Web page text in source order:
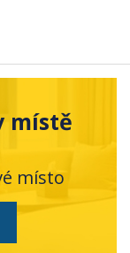
místě
místo